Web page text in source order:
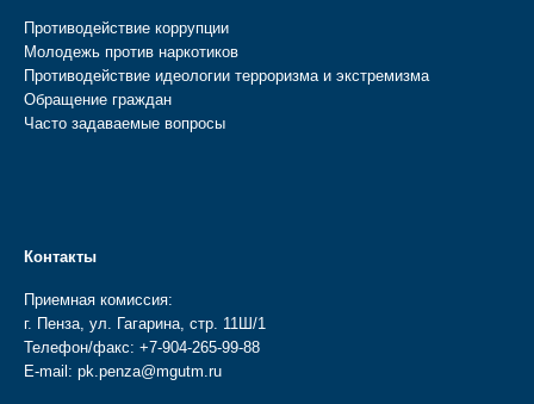
Противодействие коррупции
Молодежь против наркотиков
Противодействие идеологии терроризма и экстремизма
Обращение граждан
Часто задаваемые вопросы
Контакты
Приемная комиссия:
г. Пенза, ул. Гагарина, стр. 11Ш/1
Телефон/факс: +7-904-265-99-88
E-mail: pk.penza@mgutm.ru